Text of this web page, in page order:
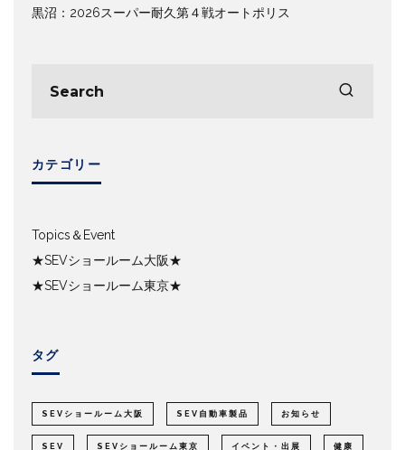
黒沼：2026スーパー耐久第４戦オートポリス
カテゴリー
Topics＆Event
★SEVショールーム大阪★
★SEVショールーム東京★
タグ
SEVショールーム大阪 SEV自動車製品 お知らせ
SEV SEVショールーム東京 イベント・出展 健康